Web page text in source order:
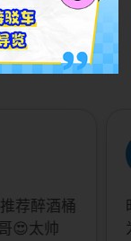
荐醉酒桶
😍太帅